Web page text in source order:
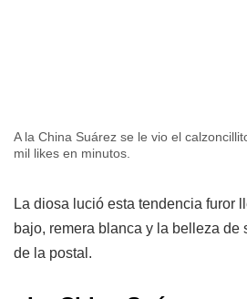
A la China Suárez se le vio el
mil likes en minutos.
La diosa lució esta tendencia furor
bajo, remera blanca y la belleza de
de la postal.